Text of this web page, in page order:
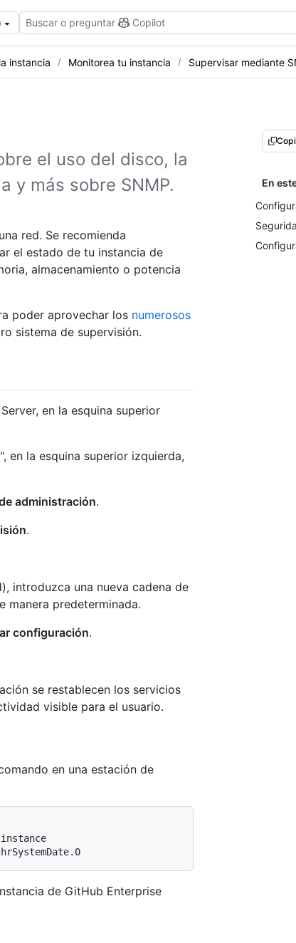
Buscar o preguntar Copilot
instancia Monitorea tu instancia Supervisar mediante
el uso del disco, la
y más sobre SNMP.
En
red. Se recomienda
el estado de tu instancia de
almacenamiento o potencia
poder aprovechar los numerosos
sistema de supervisión.
en la esquina superior
en la esquina superior izquierda,
administración.
.
introduzca una nueva cadena de
manera predeterminada.
configuración.
se restablecen los servicios
visible para el usuario.
en una estación de
hrSystemDate.0
de GitHub Enterprise